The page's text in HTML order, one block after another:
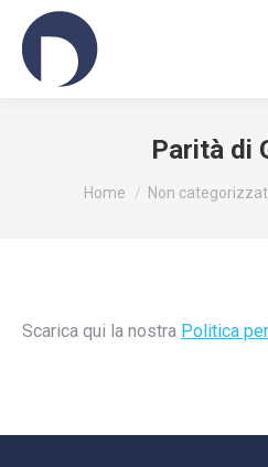
Parità di
You are here:
Home Non
Scarica qui la nostra Politica